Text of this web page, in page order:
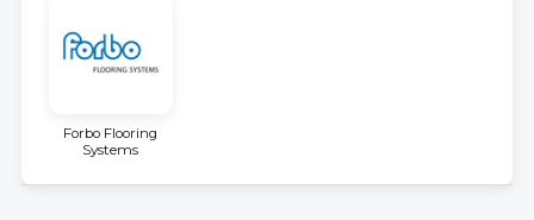
Forbo Flooring
Systems